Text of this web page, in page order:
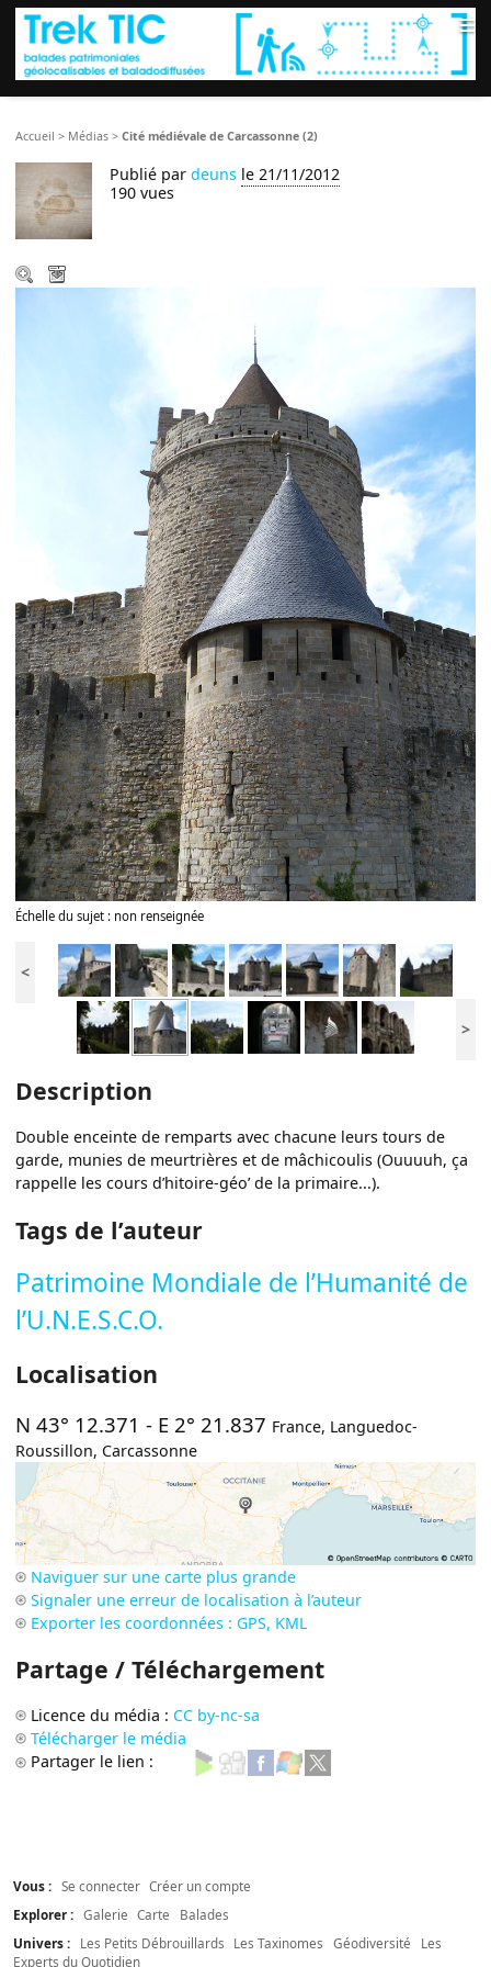
≡
Accueil > Médias >Cité médiévale de Carcassonne (2)
Publié pardeuns le 21/11/2012
190 vues
Échelle du sujet : non renseignée
<
>
Description
Double enceinte de remparts avec chacune leurs tours de
garde, munies de meurtrières et de mâchicoulis (Ouuuuh, ça
rappelle les cours d’hitoire-géo’ de la primaire...).
Tags de l’auteur
Patrimoine Mondiale de l’Humanité de
l’U.N.E.S.C.O.
Localisation
N 43° 12.371 - E 2° 21.837 France, Languedoc-
Roussillon, Carcassonne
Naviguer sur une carte plus grande
Signaler une erreur de localisation à l’auteur
Exporter les coordonnées : GPS, KML
Partage / Téléchargement
Licence du média : CC by-nc-sa
Télécharger le média
Partager le lien :
Vous : Se connecter Créer un compte
Explorer : Galerie Carte
Balades
Univers :
Les Petits Débrouillards Les Taxinomes Géodiversité
Les
Experts du Quotidien